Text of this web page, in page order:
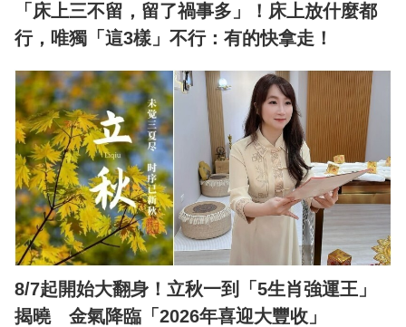
「床上三不留，留了禍事多」！床上放什麼都
行，唯獨「這3樣」不行：有的快拿走！
8/7起開始大翻身！立秋一到「5生肖強運王」
揭曉 金氣降臨「2026年喜迎大豐收」